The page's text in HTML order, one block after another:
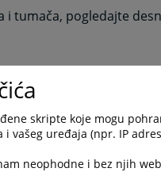
i tumača, pogledajte
skripte koje mogu
vašeg uređaja (npr. IP
neophodne i bez njih